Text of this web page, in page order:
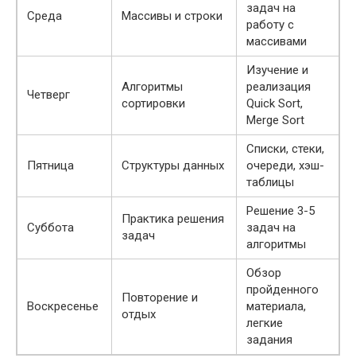
Среда Массивы и строки
задач на
работу с
массивами
Четверг
Алгоритмы
сортировки
Изучение и
реализация
Quick Sort,
Merge Sort
Пятница Структуры данных
Списки, стеки,
очереди, хэш-
таблицы
Суббота
Практика решения
задач
Решение 3-5
задач на
алгоритмы
Воскресенье
Повторение и
отдых
Обзор
пройденного
материала,
легкие
задания